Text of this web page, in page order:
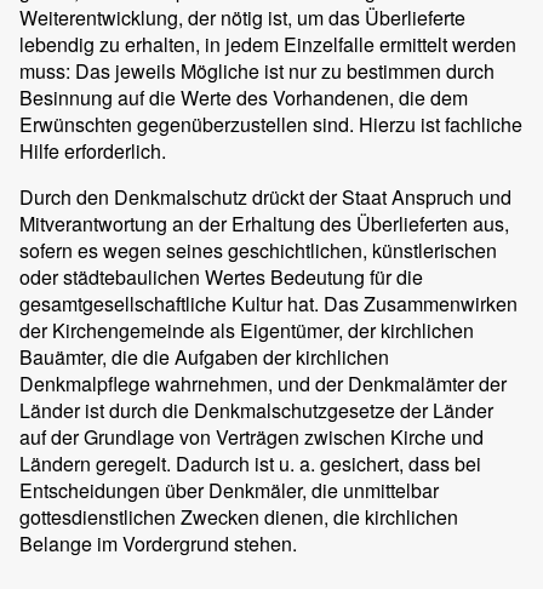
Weiterentwicklung, der nötig ist, um das Überlieferte
lebendig zu erhalten, in jedem Einzelfalle ermittelt werden
muss: Das jeweils Mögliche ist nur zu bestimmen durch
Besinnung auf die Werte des Vorhandenen, die dem
Erwünschten gegenüberzustellen sind. Hierzu ist fachliche
Hilfe erforderlich.
Durch den Denkmalschutz drückt der Staat Anspruch und
Mitverantwortung an der Erhaltung des Überlieferten aus,
sofern es wegen seines geschichtlichen, künstlerischen
oder städtebaulichen Wertes Bedeutung für die
gesamtgesellschaftliche Kultur hat. Das Zusammenwirken
der Kirchengemeinde als Eigentümer, der kirchlichen
Bauämter, die die Aufgaben der kirchlichen
Denkmalpflege wahrnehmen, und der Denkmalämter der
Länder ist durch die Denkmalschutzgesetze der Länder
auf der Grundlage von Verträgen zwischen Kirche und
Ländern geregelt. Dadurch ist u. a. gesichert, dass bei
Entscheidungen über Denkmäler, die unmittelbar
gottesdienstlichen Zwecken dienen, die kirchlichen
Belange im Vordergrund stehen.